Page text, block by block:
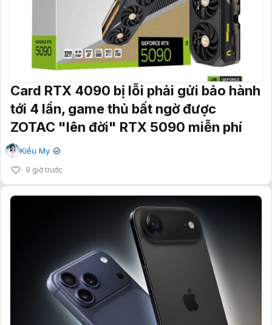
Card RTX 4090 bị lỗi phải gửi bảo hành
tới 4 lần, game thủ bất ngờ được
ZOTAC "lên đời" RTX 5090 miễn phí
Kiều My ✔
9 giờ trước